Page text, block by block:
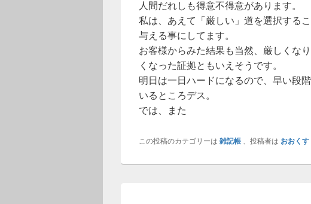
人間だれしも得意不得意があります。
私は、あえて「厳しい」道を選択する
与える事にしてます。
お客様からみた結果も当然、厳しくな
くなった証拠ともいえそうです。
明日は一日ハードになるので、早い段
いるところデス。
では、また
この投稿のカテゴリーは 雑記帳 、投稿者は おおくす